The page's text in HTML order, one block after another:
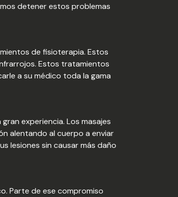
detener estos problemas
de fisioterapia. Estos
Estos tratamientos
a su médico toda la gama
experiencia. Los masajes
alentando al cuerpo a enviar
lesiones sin causar más daño
Parte de ese compromiso